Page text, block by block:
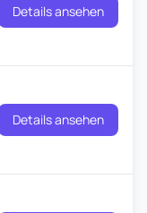
Details ansehen
Details ansehen